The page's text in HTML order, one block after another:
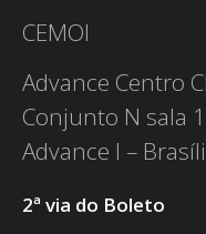
CEMOI
Advance Centro
Conjunto N sala
Advance I –
2ª via do Boleto